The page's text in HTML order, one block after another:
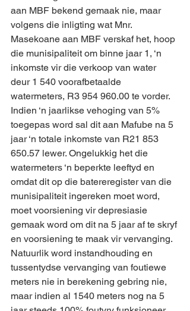
aan MBF bekend gemaak nie, maar
volgens die inligting wat Mnr.
Masekoane aan MBF verskaf het, hoop
die munisipaliteit om binne jaar 1, ‘n
inkomste vir die verkoop van water
deur 1 540 voorafbetaalde
watermeters, R3 954 960.00 te vorder.
Indien ‘n jaarlikse vehoging van 5%
toegepas word sal dit aan Mafube na 5
jaar ‘n totale inkomste van R21 853
650.57 lewer. Ongelukkig het die
watermeters ‘n beperkte leeftyd en
omdat dit op die batereregister van die
munisipaliteit ingereken moet word,
moet voorsiening vir depresiasie
gemaak word om dit na 5 jaar af te skryf
en voorsiening te maak vir vervanging.
Natuurlik word instandhouding en
tussentydse vervanging van foutiewe
meters nie in berekening gebring nie,
maar indien al 1540 meters nog na 5